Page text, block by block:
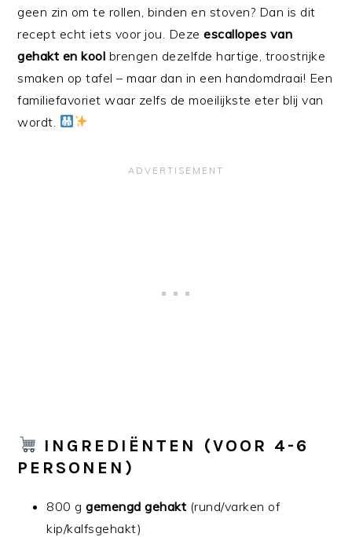
geen zin om te rollen, binden en stoven? Dan is dit
recept echt iets voor jou. Dezeescallopes van
gehakt en kool brengen dezelfde hartige, troostrijke
smaken op tafel – maar dan in een handomdraai! Een
familiefavoriet waar zelfs de moeilijkste eter blij van
wordt.
INGREDIËNTEN (VOOR 4-6
PERSONEN)
800 ggemengd gehakt (rund/varken of
kip/kalfsgehakt)